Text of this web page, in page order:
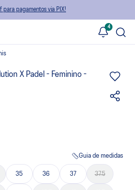
para pagamentos via PIX!
4
X Padel - Feminino -
Guia de medidas
35 36 37 37.5